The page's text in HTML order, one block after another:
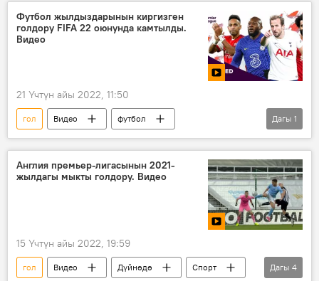
Футбол жылдыздарынын киргизген
голдору FIFA 22 оюнунда камтылды.
Видео
21 Үчтүн айы 2022, 11:50
гол Видео
футбол
компьютердик оюн
Дагы 1
Англия премьер-лигасынын 2021-
жылдагы мыкты голдору. Видео
15 Үчтүн айы 2022, 19:59
гол Видео Дүйнөдө
Спорт
Дагы 4